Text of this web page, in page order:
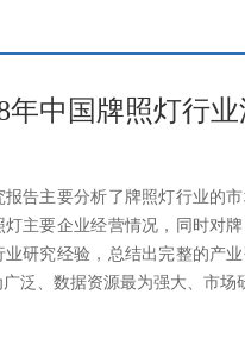
年中国牌照灯行
报告主要分析了牌照灯行业的
灯主要企业经营情况，同时对
业研究经验，总结出完整的产
泛、数据资源最为强大、市场